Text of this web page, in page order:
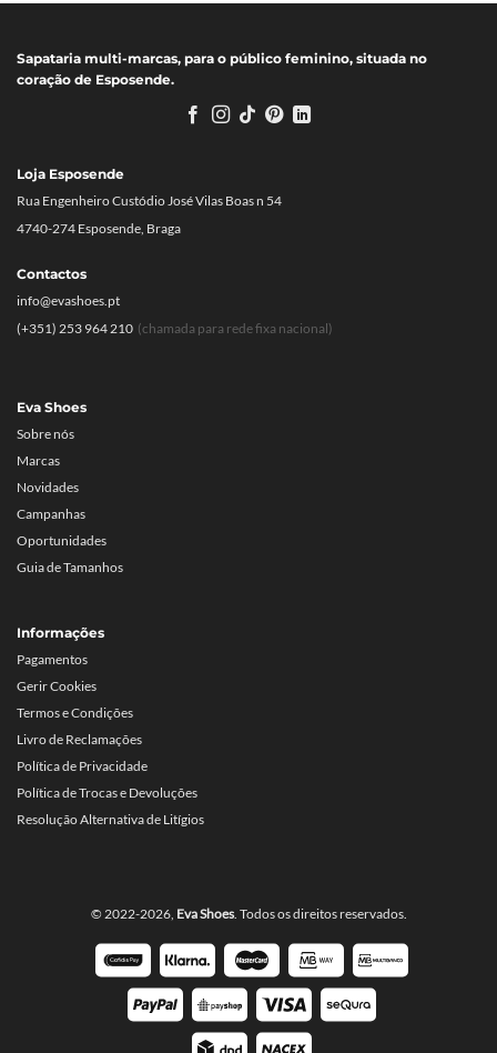
Sapataria multi-marcas, para o público feminino, situada no
coração de Esposende.
Eva Shoes
Sobre nós
Marcas
Novidades
Campanhas
Oportunidades
Guia de Tamanhos
Informações
Pagamentos
Gerir Cookies
Termos e Condições
Livro de Reclamações
Política de Privacidade
Política de Trocas e Devoluções
Resolução Alternativa de Litígios
Loja Esposende
Rua Engenheiro Custódio José Vilas Boas n 54
4740-274 Esposende, Braga
Contactos
info@evashoes.pt
(+351) 253 964 210 (chamada para rede fixa nacional)
© 2022-2026, Eva Shoes. Todos os direitos reservados.